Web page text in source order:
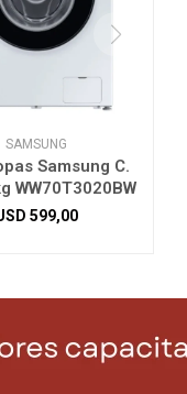
SAMSUNG
Samsung C.
WW70T3020BW
599,00